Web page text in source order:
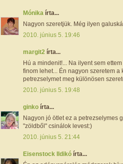
Mónika írta...
Nagyon szeretjük. Még ilyen
2010. június 5. 19:46
margit2 írta...
Hú a mindenit!... Na ilyent sem
finom lehet... Én nagyon szeretem a
petrezselymet meg különösen
2010. június 5. 19:48
ginko írta...
Nagyon jó ötlet ez a petrezselymes
"zöldből" csinálok levest:)
2010. június 5. 21:44
Eisenstock Ildikó írta...